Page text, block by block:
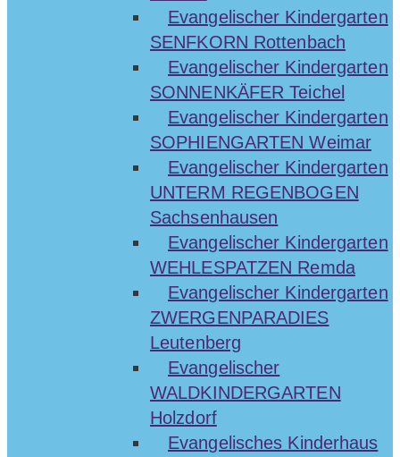
Evangelischer Kindergarten
SENFKORN Rottenbach
Evangelischer Kindergarten
SONNENKÄFER Teichel
Evangelischer Kindergarten
SOPHIENGARTEN Weimar
Evangelischer Kindergarten
UNTERM REGENBOGEN
Sachsenhausen
Evangelischer Kindergarten
WEHLESPATZEN Remda
Evangelischer Kindergarten
ZWERGENPARADIES
Leutenberg
Evangelischer
WALDKINDERGARTEN
Holzdorf
Evangelisches Kinderhaus